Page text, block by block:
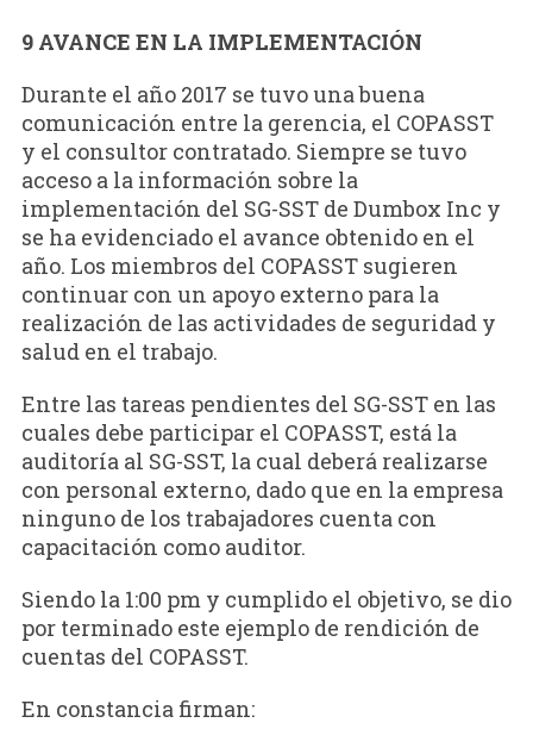
9 AVANCE EN LA IMPLEMENTACIÓN
Durante el año 2017 se tuvo una buena
comunicación entre la gerencia, el COPASST
y el consultor contratado. Siempre se tuvo
acceso a la información sobre la
implementación del SG-SST de Dumbox Inc y
se ha evidenciado el avance obtenido en el
año. Los miembros del COPASST sugieren
continuar con un apoyo externo para la
realización de las actividades de seguridad y
salud en el trabajo.
Entre las tareas pendientes del SG-SST en las
cuales debe participar el COPASST, está la
auditoría al SG-SST, la cual deberá realizarse
con personal externo, dado que en la empresa
ninguno de los trabajadores cuenta con
capacitación como auditor.
Siendo la 1:00 pm y cumplido el objetivo, se dio
por terminado este ejemplo de rendición de
cuentas del COPASST.
En constancia firman: